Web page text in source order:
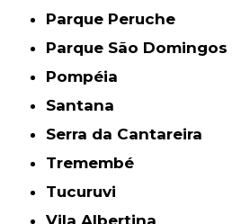
Parque Peruche
Parque São Domingos
Pompéia
Santana
Serra da Cantareira
Tremembé
Tucuruvi
Vila Albertina